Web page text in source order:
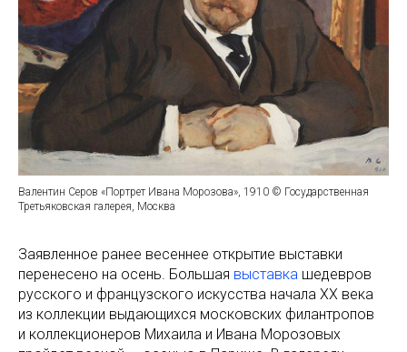
Валентин Серов «Портрет Ивана Морозова», 1910 © Государственная
Третьяковская галерея, Москва
Заявленное ранее весеннее открытие выставки
перенесено на осень. Большая выставка шедевров
русского и французского искусства начала XX века
из коллекции выдающихся московских филантропов
и коллекционеров Михаила и Ивана Морозовых